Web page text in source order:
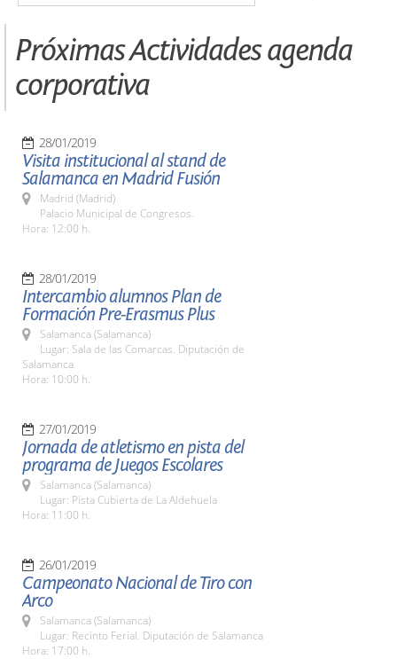
Próximas Actividades agenda
corporativa
28/01/2019
Visita institucional al stand de
Salamanca en Madrid Fusión
Madrid (Madrid)
Palacio Municipal de Congresos.
Hora: 12:00 h.
28/01/2019
Intercambio alumnos Plan de
Formación Pre-Erasmus Plus
Salamanca (Salamanca)
Lugar: Sala de las Comarcas. Diputación de
Salamanca
Hora: 10:00 h.
27/01/2019
Jornada de atletismo en pista del
programa de Juegos Escolares
Salamanca (Salamanca)
Lugar: Pista Cubierta de La Aldehuela
Hora: 11:00 h.
26/01/2019
Campeonato Nacional de Tiro con
Arco
Salamanca (Salamanca)
Lugar: Recinto Ferial. Diputación de Salamanca
Hora: 17:00 h.